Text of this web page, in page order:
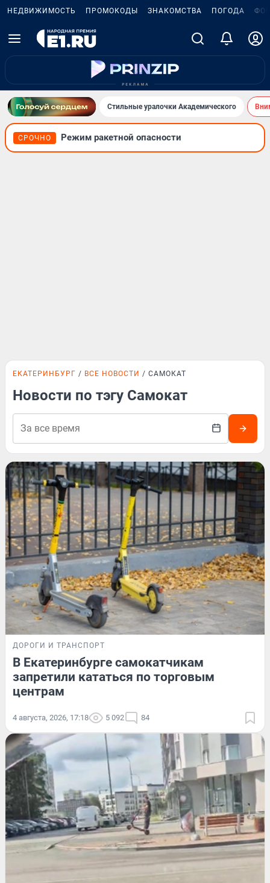
НЕДВИЖИМОСТЬ ПРОМОКОДЫ ЗНАКОМСТВА ПОГОДА
Стильные уралочки Академического
СРОЧНО Режим ракетной опасности
ЕКАТЕРИНБУРГ ВСЕ НОВОСТИ САМОКАТ
Новости по тэгу Самокат
ДОРОГИ И ТРАНСПОРТ
В Екатеринбурге самокатчикам
запретили кататься по торговым
центрам
4 августа, 2026, 17:18 5 092 84